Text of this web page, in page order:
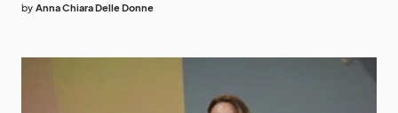
by Anna Chiara Delle Donne